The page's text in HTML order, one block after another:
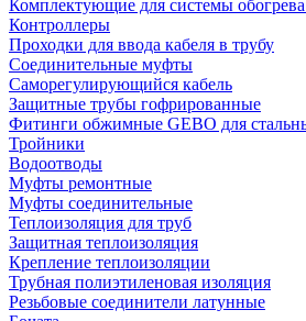
Комплектующие для системы
Контроллеры
Проходки для ввода кабеля в трубу
Соединительные муфты
Саморегулирующийся кабель
Защитные трубы гофрированные
Фитинги обжимные GEBO для
Тройники
Водоотводы
Муфты ремонтные
Муфты соединительные
Теплоизоляция для труб
Защитная теплоизоляция
Крепление теплоизоляции
Трубная полиэтиленовая изоляция
Резьбовые соединители латунные